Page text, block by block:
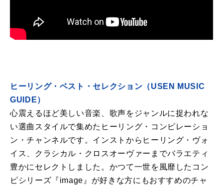
ヒーリング・ベスト・セレクション（USEN MUSIC
GUIDE）
心震えるほど美しい音楽、歌声をジャンルに捉われな
い選曲スタイルで集めたヒーリング・コンピレーショ
ン・チャンネルです。インストからヒーリング・ヴォ
イス、クラシカル・クロスオーヴァーまでバラエティ
豊かにセレクトしました。かつて一世を風靡したコン
ピシリーズ『image』が好きな方にもおすすめのチャ